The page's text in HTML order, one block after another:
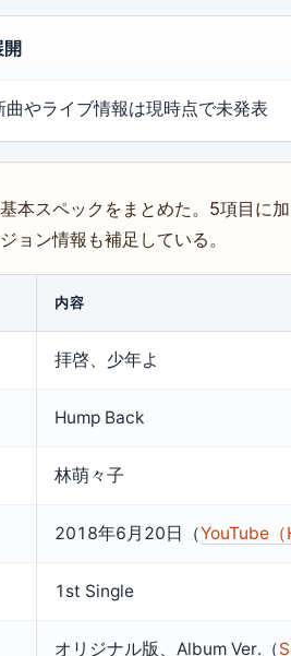
曲やライブ情報は現時点で未発表
本スペックをまとめた。5項目に
ョン情報も補足している。
内容
拝啓、少年よ
Hump Back
林萌々子
2018年6月20日（YouTube
1st Single
オリジナル版、Album Ver.（